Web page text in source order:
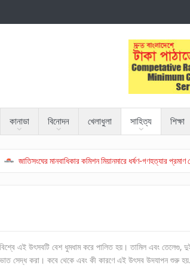
কানাডা বিনোদন খেলাধুলা সাহিত্য শিক্ষা
মানবাধিকার কমিশন মিয়ানমারে ধর্ষণ-গণহত্যার প্রমাণ পেয়েছে
বিশ্বে এই উৎসবটি বেশ ধুমধাম করে পালিত হয়। তামিল এবং তেলেগু,
ভাত সেদ্ধ করা। কবে থেকে এবং কী কারণে এই উৎসব উদযাপন শুরু